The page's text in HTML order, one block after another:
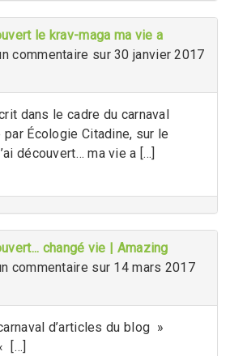
le krav-maga ma vie a
commentaire sur 30 janvier 2017
dans le cadre du carnaval
Écologie Citadine, sur le
découvert… ma vie a […]
changé vie | Amazing
commentaire sur 14 mars 2017
d’articles du blog »
[…]